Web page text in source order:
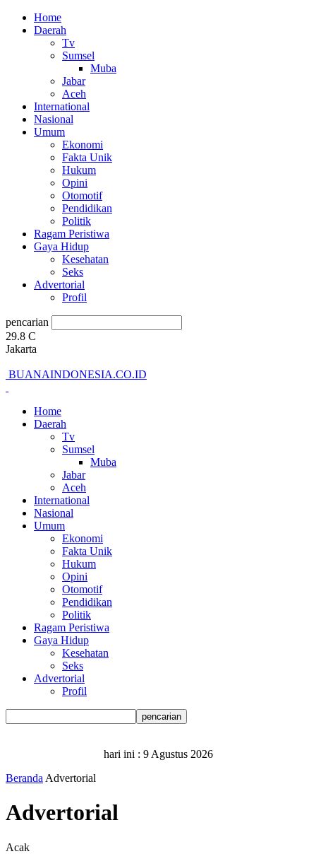
Home
Daerah
Tv
Sumsel
Muba
Jabar
Aceh
International
Nasional
Umum
Ekonomi
Fakta Unik
Hukum
Opini
Otomotif
Pendidikan
Politik
Ragam Peristiwa
Gaya Hidup
Kesehatan
Seks
Advertorial
Profil
pencarian
29.8 C
Jakarta
BUANAINDONESIA.CO.ID
Home
Daerah
Tv
Sumsel
Muba
Jabar
Aceh
International
Nasional
Umum
Ekonomi
Fakta Unik
Hukum
Opini
Otomotif
Pendidikan
Politik
Ragam Peristiwa
Gaya Hidup
Kesehatan
Seks
Advertorial
Profil
hari ini : 9 Agustus 2026
Beranda Advertorial
Advertorial
Acak